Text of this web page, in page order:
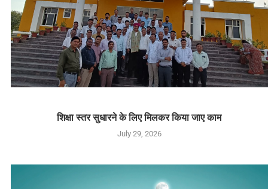
शिक्षा स्तर सुधारने के लिए मिलकर किया जाए काम
July 29, 2026